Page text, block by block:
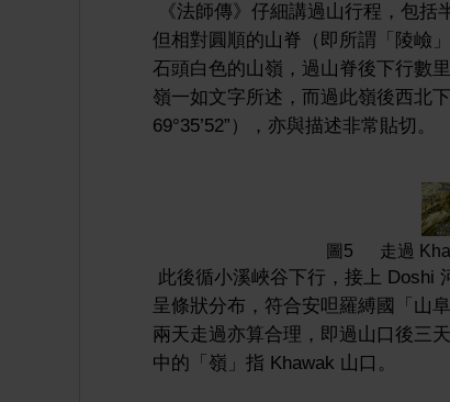
《法師傳》仔細講過山行程，包
但相對圓順的山脊（即所謂「陵嶮
石頭白色的山嶺，過山脊後下行數
嶺一如文字所述，而過此嶺後西北
69°35’52”），亦與描述非常貼切。
圖5 走過
此後循小溪峽谷下行，接上 Doshi
呈條狀分布，符合安呾羅縛國「山
兩天走過亦算合理，即過山口後三
中的「嶺」指 Khawak 山口。